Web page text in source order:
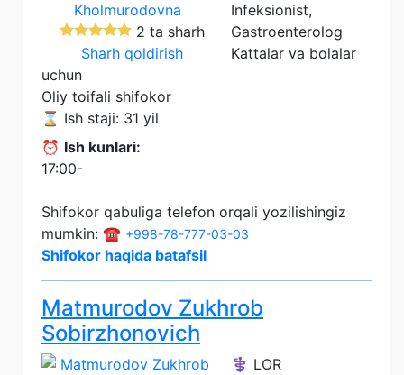
2 ta sharh
Sharh qoldirish
Infeksionist,
Gastroenterolog
Kattalar va bolalar
uchun
Oliy toifali shifokor
⌛ Ish staji: 31 yil
⏰ Ish kunlari:
17:00-
Shifokor qabuliga telefon orqali yozilishingiz
mumkin: ☎️ +998-78-777-03-03
Shifokor haqida batafsil
Matmurodov Zukhrob
Sobirzhonovich
⚕️ LOR